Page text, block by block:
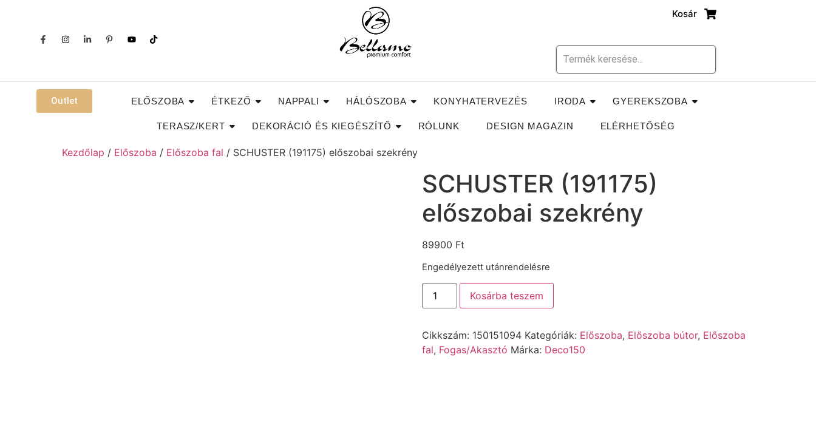
Kosár
Outlet ELŐSZOBA ÉTKEZŐ NAPPALI HÁLÓSZOBA KONYHATERVEZÉS IRODA GYEREKSZOBA
TERASZ/KERT DEKORÁCIÓ ÉS KIEGÉSZÍTŐ RÓLUNK DESIGN MAGAZIN ELÉRHETŐSÉG
Kezdőlap / Előszoba / Előszoba fal / SCHUSTER (191175) előszobai szekrény
SCHUSTER (191175)
előszobai szekrény
89900 Ft
Engedélyezett utánrendelésre
Kosárba teszem
Cikkszám: 150151094 Kategóriák: Előszoba, Előszoba bútor, Előszoba
fal, Fogas/Akasztó Márka: Deco150